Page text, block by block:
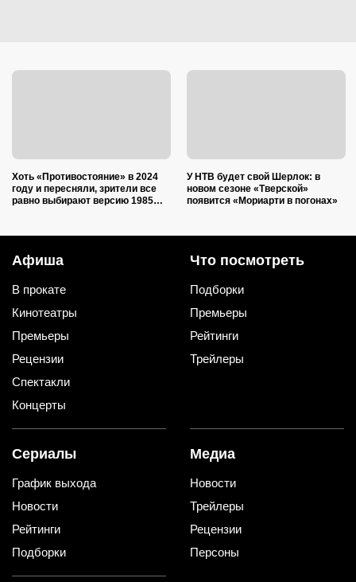
Хоть «Противостояние» в 2024
году и пересняли, зрители все
равно выбирают версию 1985
У НТВ будет свой Шерлок: в
новом сезоне «Тверской»
появится «Мориарти в погонах»
Афиша
В прокате
Кинотеатры
Премьеры
Рецензии
Спектакли
Концерты
Что посмотреть
Подборки
Премьеры
Рейтинги
Трейлеры
Сериалы
График выхода
Новости
Рейтинги
Подборки
Медиа
Новости
Трейлеры
Рецензии
Персоны